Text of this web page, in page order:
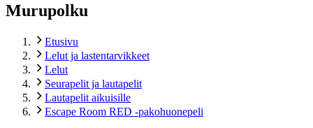
Murupolku
Etusivu
Lelut ja lastentarvikkeet
Lelut
Seurapelit ja lautapelit
Lautapelit aikuisille
Escape Room RED -pakohuonepeli